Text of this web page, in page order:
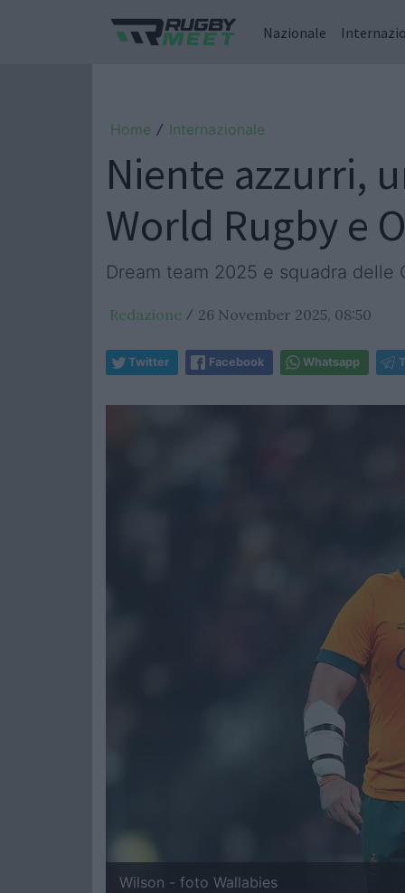
Nazionale
Home / Internazionale
Niente azzurri,
World Rugby e
Dream team 2025 e squadra
Redazione / 26 November 2025, 08:50
Twitter Facebook Whatsapp
Wilson - foto Wallabies